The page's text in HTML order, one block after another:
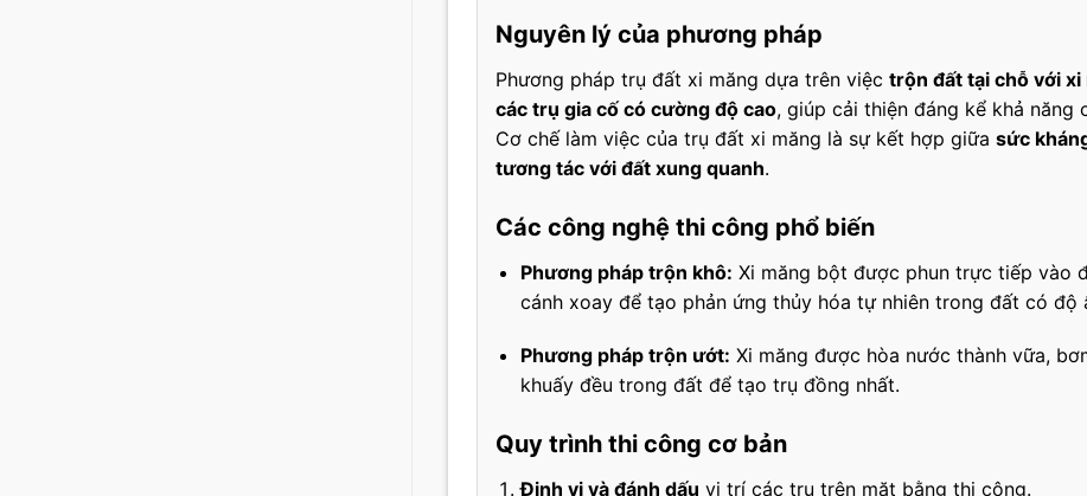
Nguyên lý của phương pháp
Phương pháp trụ đất xi măng dựa trên việc trộn đất tại chỗ với xi
các trụ gia cố có cường độ cao, giúp cải thiện đáng kể khả năng
Cơ chế làm việc của trụ đất xi măng là sự kết hợp giữa sức
tương tác với đất xung quanh.
Các công nghệ thi công phổ biến
Phương pháp trộn khô: Xi măng bột được phun trực tiếp vào
cánh xoay để tạo phản ứng thủy hóa tự nhiên trong đất có độ
Phương pháp trộn ướt: Xi măng được hòa nước thành vữa,
khuấy đều trong đất để tạo trụ đồng nhất.
Quy trình thi công cơ bản
Định vị và đánh dấu vị trí các trụ trên mặt bằng thi công.